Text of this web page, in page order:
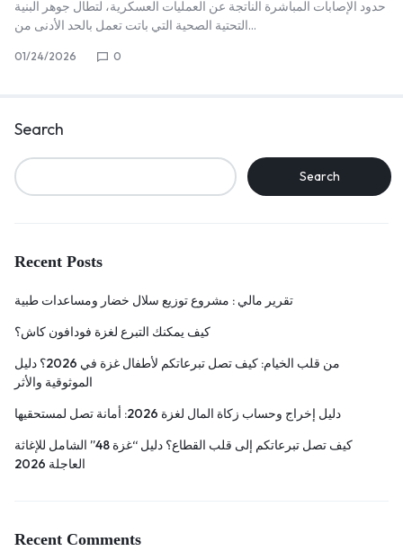
حدود الإصابات المباشرة الناتجة عن العمليات العسكرية، لتطال جوهر البنية
التحتية الصحية التي باتت تعمل بالحد الأدنى من…
01/24/2026 0
Search
Search
Recent Posts
تقرير مالي : مشروع توزيع سلال خضار ومساعدات طبية
كيف يمكنك التبرع لغزة فودافون كاش؟
من قلب الخيام: كيف تصل تبرعاتكم لأطفال غزة في 2026؟ دليل
الموثوقية والأثر
دليل إخراج وحساب زكاة المال لغزة 2026: أمانة تصل لمستحقيها
كيف تصل تبرعاتكم إلى قلب القطاع؟ دليل “غزة 48” الشامل للإغاثة
العاجلة 2026
Recent Comments